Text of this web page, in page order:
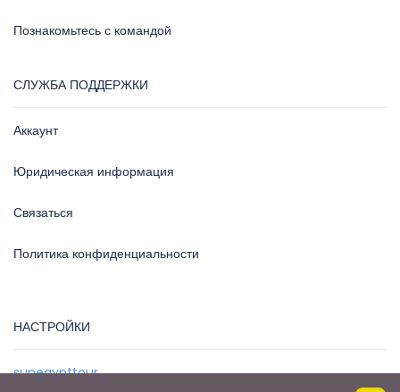
Познакомьтесь с командой
СЛУЖБА ПОДДЕРЖКИ
Аккаунт
Юридическая информация
Связаться
Политика конфиденциальности
НАСТРОЙКИ
sunegypttour